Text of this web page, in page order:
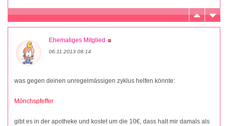
Ehemaliges Mitglied
06.11.2013 08:14
was gegen deinen unregelmässigen zyklus helfen könnte:
Mönchspfeffer
gibt es in der apotheke und kostet um die 10€, dass halt mir damals als